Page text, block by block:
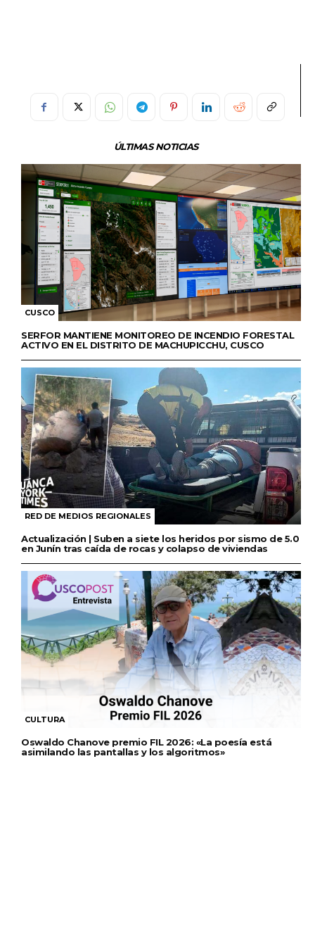
ÚLTIMAS NOTICIAS
CUSCO
SERFOR MANTIENE MONITOREO DE INCENDIO FORESTAL
ACTIVO EN EL DISTRITO DE MACHUPICCHU, CUSCO
RED DE MEDIOS REGIONALES
Actualización | Suben a siete los heridos por sismo de 5.0
en Junín tras caída de rocas y colapso de viviendas
CULTURA
Oswaldo Chanove premio FIL 2026: «La poesía está
asimilando las pantallas y los algoritmos»